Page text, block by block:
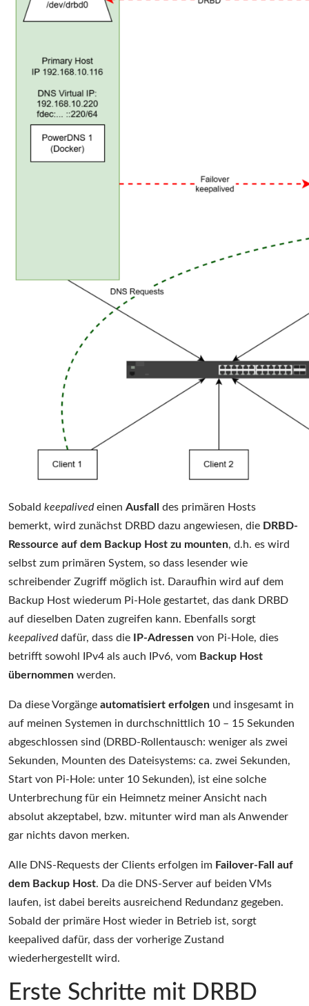
Sobald keepalivedeinen Ausfall
des primären Hosts
bemerkt, wird zunächst DRBD dazu angewiesen, die DRBD-
Ressource auf dem Backup Host zu mounten, d.h. es wird
selbst zum primären System, so dass lesender wie
schreibender Zugriff möglich ist. Daraufhin wird auf dem
Backup Host wiederum Pi-Hole gestartet, das dank DRBD
auf dieselben Daten zugreifen kann. Ebenfalls sorgt
keepaliveddafür, dass die IP-Adressen von Pi-Hole, dies
betrifft sowohl IPv4 als auch IPv6, vom Backup Host
übernommen werden.
Da diese Vorgänge automatisiert erfolgen und insgesamt in
auf meinen Systemen in durchschnittlich 10 – 15 Sekunden
abgeschlossen sind (DRBD-Rollentausch: weniger als zwei
Sekunden, Mounten des Dateisystems: ca. zwei Sekunden,
Start von Pi-Hole: unter 10 Sekunden), ist eine solche
Unterbrechung für ein Heimnetz meiner Ansicht nach
absolut akzeptabel, bzw. mitunter wird man als Anwender
gar nichts davon merken.
Alle DNS-Requests der Clients erfolgen im Failover-Fall auf
dem Backup Host. Da die DNS-Server auf beiden VMs
laufen, ist dabei bereits ausreichend Redundanz gegeben.
Sobald der primäre Host wieder in Betrieb ist, sorgt
keepalived dafür, dass der vorherige Zustand
wiederhergestellt wird.
Erste Schritte mit DRBD